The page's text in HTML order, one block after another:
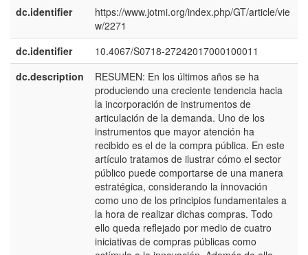
dc.identifier
https://www.jotmi.org/index.php/GT/article/vie
w/2271
dc.identifier
10.4067/S0718-27242017000100011
dc.description
RESUMEN: En los últimos años se ha
produciendo una creciente tendencia hacia
la incorporación de instrumentos de
articulación de la demanda. Uno de los
instrumentos que mayor atención ha
recibido es el de la compra pública. En este
artículo tratamos de ilustrar cómo el sector
público puede comportarse de una manera
estratégica, considerando la innovación
como uno de los principios fundamentales a
la hora de realizar dichas compras. Todo
ello queda reflejado por medio de cuatro
iniciativas de compras públicas como